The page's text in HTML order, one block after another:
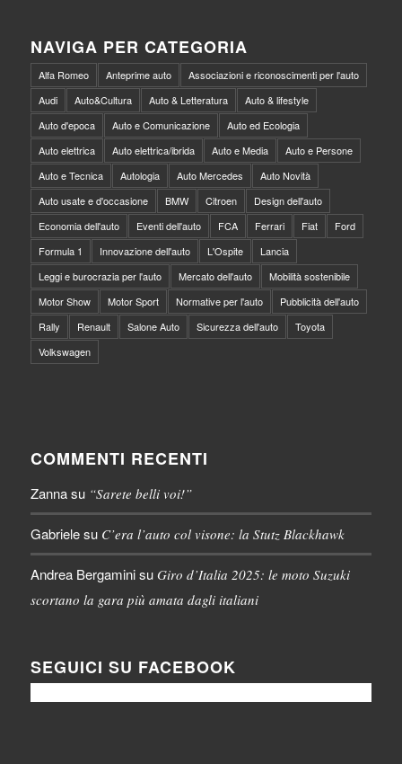
NAVIGA PER CATEGORIA
Alfa Romeo Anteprime auto
Associazioni e riconoscimenti per l'auto
Audi
Auto&Cultura Auto & Letteratura
Auto & lifestyle
Auto d'epoca
Auto e Comunicazione
Auto ed Ecologia
Auto elettrica
Auto elettrica/ibrida Auto e Media
Auto e Persone
Auto e Tecnica
Autologia Auto Mercedes
Auto Novità
Auto usate e d'occasione
BMW Citroen
Design dell'auto
Economia dell'auto
Eventi dell'auto FCA Ferrari Fiat
Ford
Formula 1
Innovazione dell'auto L'Ospite
Lancia
Leggi e burocrazia per l'auto
Mercato dell'auto
Mobilità sostenibile
Motor Show
Motor Sport Normative per l'auto
Pubblicità dell'auto
Rally
Renault Salone Auto Sicurezza dell'auto
Toyota
Volkswagen
COMMENTI RECENTI
Zannasu “Sarete belli voi!”
Gabrielesu C’era l’auto col visone: la Stutz Blackhawk
Andrea Bergaminisu Giro d’Italia 2025: le moto Suzuki
scortano la gara più amata dagli italiani
SEGUICI SU FACEBOOK